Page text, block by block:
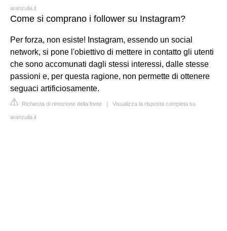
aranzulla.it
Come si comprano i follower su Instagram?
Per forza, non esiste! Instagram, essendo un social
network, si pone l'obiettivo di mettere in contatto gli utenti
che sono accomunati dagli stessi interessi, dalle stesse
passioni e, per questa ragione, non permette di ottenere
seguaci artificiosamente.
Richiesta di rimozione della fonte | Visualizza la risposta completa su
aranzulla.it